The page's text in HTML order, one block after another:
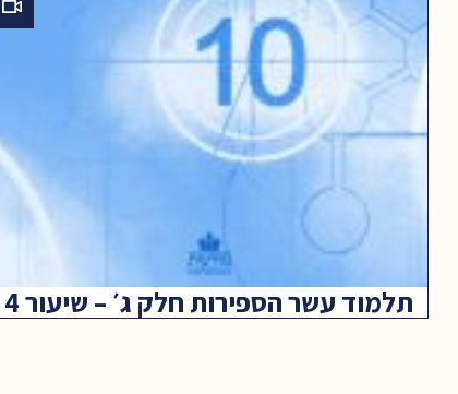
תלמוד עשר הספירות חלק ג׳ – שיעור 4